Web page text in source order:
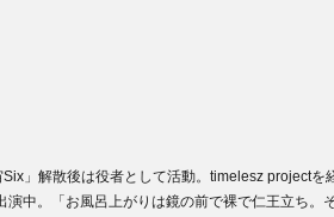
」解散後は役者として活動。timelesz projectを
中。「お風呂上がりは鏡の前で裸で仁王立ち。